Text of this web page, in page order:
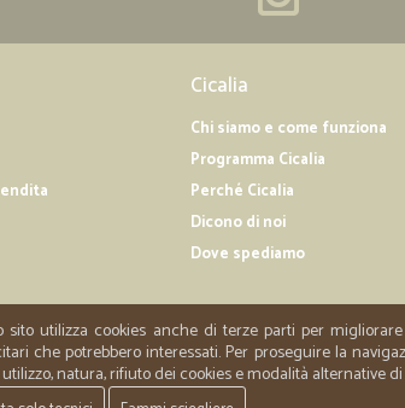
Cicalia
Chi siamo e come funziona
Programma Cicalia
Perché Cicalia
Dicono di noi
Dove spediamo
sito utilizza cookies anche di terze parti per
che potrebbero interessati. Per proseguire la
natura, rifiuto dei cookies e modalità alternative